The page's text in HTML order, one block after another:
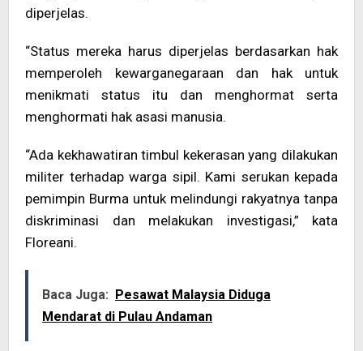
diperjelas.
“Status mereka harus diperjelas berdasarkan hak
memperoleh kewarganegaraan dan hak untuk
menikmati status itu dan menghormat serta
menghormati hak asasi manusia.
“Ada kekhawatiran timbul kekerasan yang dilakukan
militer terhadap warga sipil. Kami serukan kepada
pemimpin Burma untuk melindungi rakyatnya tanpa
diskriminasi dan melakukan investigasi,” kata
Floreani.
Baca Juga: Pesawat Malaysia Diduga
Mendarat di Pulau Andaman